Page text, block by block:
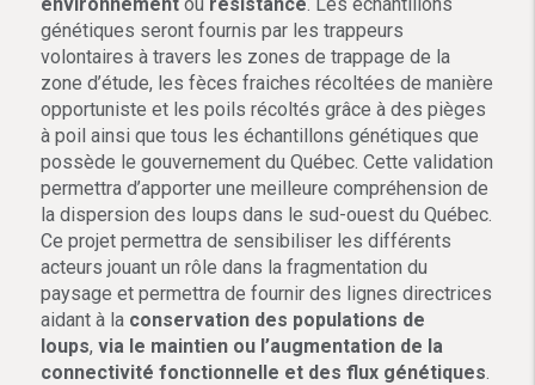
génétiques seront fournis par les trappeurs
volontaires à travers les zones de trappage de la
zone d’étude, les fèces fraiches récoltées de manière
opportuniste et les poils récoltés grâce à des pièges
à poil ainsi que tous les échantillons génétiques que
possède le gouvernement du Québec. Cette validation
permettra d’apporter une meilleure compréhension de
la dispersion des loups dans le sud-ouest du Québec.
Ce projet permettra de sensibiliser les différents
acteurs jouant un rôle dans la fragmentation du
paysage et permettra de fournir des lignes directrices
aidant à la conservation des populations de
loups, via le maintien ou l’augmentation de la
connectivité fonctionnelle et des flux génétiques.